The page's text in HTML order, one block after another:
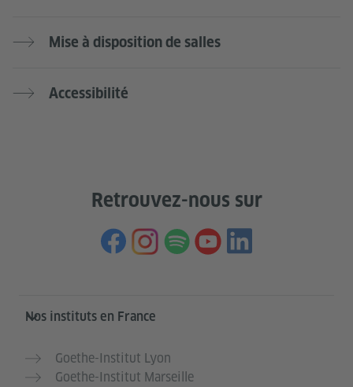
Mise à disposition de salles
Accessibilité
Retrouvez-nous sur
Service- und Informationsbereich
Nos instituts en France
Goethe-Institut Lyon
Goethe-Institut Marseille